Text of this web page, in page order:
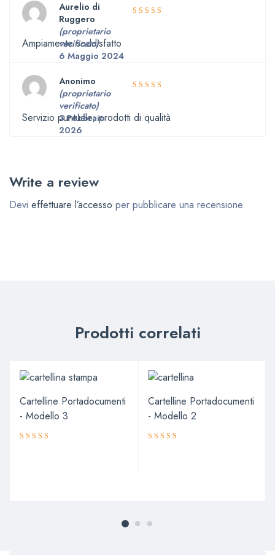
Aurelio di
Ruggero
(proprietario
verificato)
6 Maggio 2024
Ampiamente soddisfatto
Anonimo
(proprietario
verificato)
3 Febbraio
2026
Servizio puntuale; prodotti di qualità
Write a review
Devi effettuare l’accesso per pubblicare una recensione.
Prodotti correlati
Cartelline Portadocumenti
- Modello 3
Cartelline Portadocumenti
- Modello 2